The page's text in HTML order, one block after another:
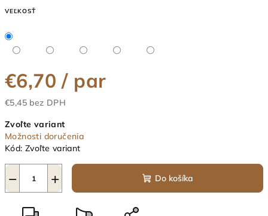
VEĽKOSŤ
€6,70/ par
€5,45 bez DPH
cena:
Zvoľte variant
Možnosti doručenia
Kód: Zvoľte variant
+
− Do košíka